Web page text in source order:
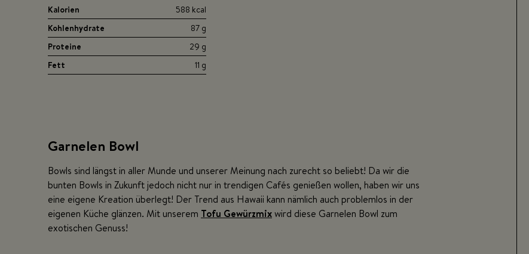
Kalorien
588 kcal
Kohlenhydrate
87 g
Proteine
29 g
Fett
11 g
Garnelen Bowl
Bowls sind längst in aller Munde und unserer Meinung nach zurecht so beliebt! Da wir die
bunten Bowls in Zukunft jedoch nicht nur in trendigen Cafés genießen wollen, haben wir uns
eine eigene Kreation überlegt! Der Trend aus Hawaii kann nämlich auch problemlos in der
eigenen Küche glänzen. Mit unserem Tofu Gewürzmixwird diese Garnelen Bowl zum
exotischen Genuss!